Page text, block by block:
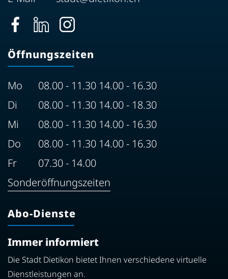
Öffnungszeiten
Mo
08.00 - 11.30 14.00 - 16.30
Di
08.00 - 11.30 14.00 - 18.30
Mi
08.00 - 11.30 14.00 - 16.30
Do
08.00 - 11.30 14.00 - 16.30
Fr
07.30 - 14.00
Sonderöffnungszeiten
Abo-Dienste
Immer informiert
Die Stadt Dietikon bietet Ihnen verschiedene virtuelle
Dienstleistungen an.